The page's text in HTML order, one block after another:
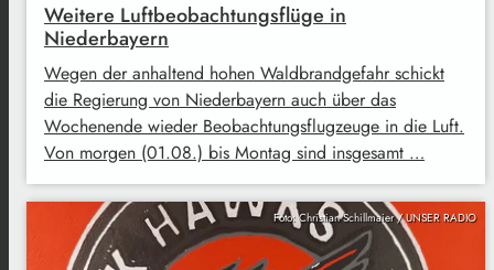
Weitere Luftbeobachtungsflüge in
Niederbayern
Wegen der anhaltend hohen Waldbrandgefahr schickt
die Regierung von Niederbayern auch über das
Wochenende wieder Beobachtungsflugzeuge in die Luft.
Von morgen (01.08.) bis Montag sind insgesamt …
Foto: Christian Schillmaier / UNSER RADIO